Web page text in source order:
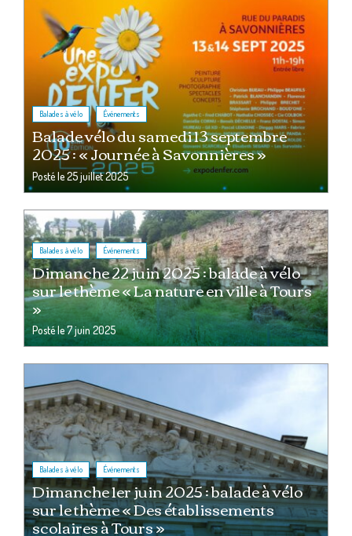
Balades à vélo , Événements
Balade vélo du samedi 13 septembre
2025 : « Journée à Savonnières »
Posté le25 juillet 2025
Balades à vélo , Événements
Dimanche 22 juin 2025 : balade à vélo
sur le thème « La nature en ville à Tours
»
Posté le7 juin 2025
Balades à vélo , Événements
Dimanche 1er juin 2025 : balade à vélo
sur le thème « Des établissements
scolaires à Tours »